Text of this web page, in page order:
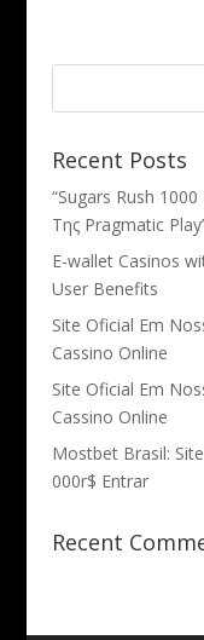
Recent Posts
“Sugars Rush
Της Pragmatic
E-wallet Casinos
User Benefits
Site Oficial Em
Cassino Online
Site Oficial Em
Cassino Online
Mostbet Brasil:
000r$ Entrar
Recent